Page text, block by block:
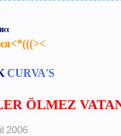
CURVA'S
ÖLMEZ
2006